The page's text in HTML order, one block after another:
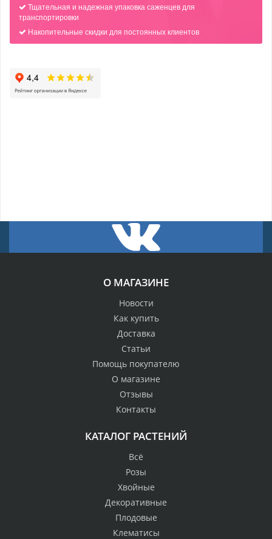
Тщательная и надежная упаковка саженцев для
транспортировки
Накопительные скидки для постоянных клиентов
О МАГАЗИНЕ
Новости
Как купить
Доставка
Статьи
Помощь покупателю
О магазине
Отзывы
Контакты
КАТАЛОГ РАСТЕНИЙ
Всё
Розы
Хвойные
Декоративные
Плодовые
Клематисы